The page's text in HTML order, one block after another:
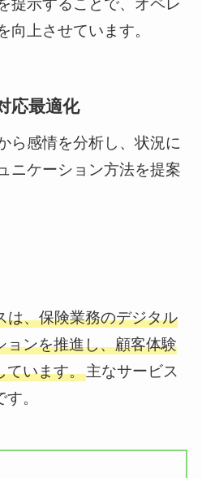
向上させています。
応最適化
ら感情を分析し、状況に
ニケーション方法を提案
は、保険業務のデジタル
ョンを推進し、顧客体験
ています。主なサービス
。